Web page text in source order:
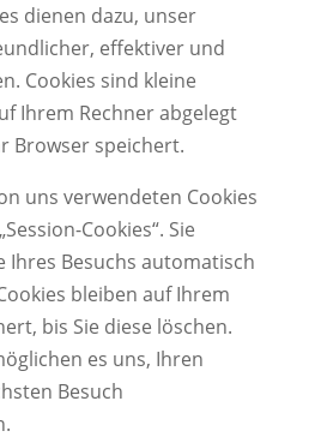
dienen dazu, unser
effektiver und
Cookies sind kleine
Ihrem Rechner abgelegt
Browser speichert.
uns verwendeten Cookies
Cookies“. Sie
Ihres Besuchs automatisch
bleiben auf Ihrem
bis Sie diese löschen.
es uns, Ihren
Besuch